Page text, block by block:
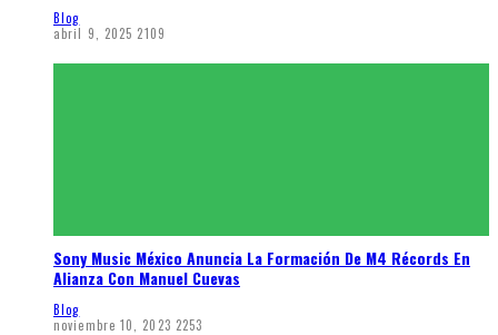
Blog
abril 9, 2025 2109
Sony Music México Anuncia La Formación De M4 Récords En
Alianza Con Manuel Cuevas
Blog
noviembre 10, 2023 2253